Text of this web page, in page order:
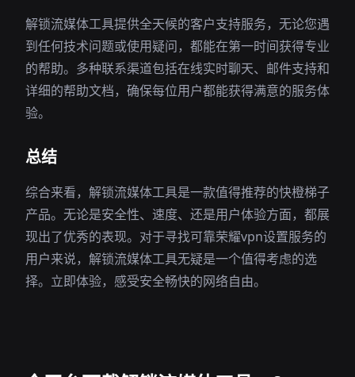
解锁流媒体工具提供全天候的客户支持服务，无论您遇
到任何技术问题或使用疑问，都能在第一时间获得专业
的帮助。多种联系渠道包括在线实时聊天、邮件支持和
详细的帮助文档，确保每位用户都能获得满意的服务体
验。
总结
综合来看，解锁流媒体工具是一款值得推荐的快橙梯子
产品。无论是安全性、速度、还是用户体验方面，都展
现出了优秀的表现。对于寻找可靠荣耀vpn设置服务的
用户来说，解锁流媒体工具无疑是一个值得考虑的选
择。立即体验，感受安全畅快的网络自由。